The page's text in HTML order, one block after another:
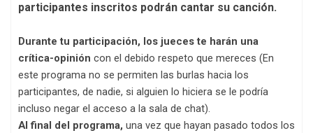
participantes inscritos podrán cantar su canción.
Durante tu participación, los jueces te harán una
crítica-opinión con el debido respeto que mereces (En
este programa no se permiten las burlas hacia los
participantes, de nadie, si alguien lo hiciera se le podría
incluso negar el acceso a la sala de chat).
Al final del programa, una vez que hayan pasado todos los